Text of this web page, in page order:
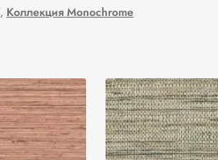
, Коллекция Monochrome